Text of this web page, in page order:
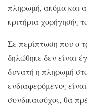
πληρωμή, ακόμα και
κριτήρια χορήγησής
Σε περίπτωση που ο
δηλώθηκε δεν είναι
δυνατή η πληρωμή
ενδιαφερόμενος
συνδικαιούχος, θα